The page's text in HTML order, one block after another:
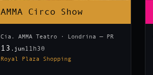
AMMA Circo Show
Cia. AMMA Teatro · Londrina — PR
13 .jun11h30
Royal Plaza Shopping